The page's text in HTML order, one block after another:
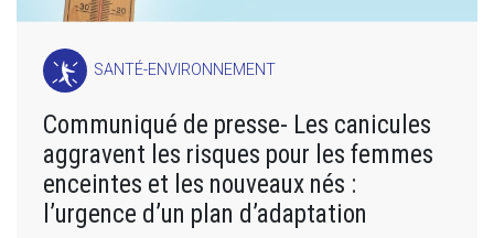
SANTÉ-ENVIRONNEMENT
Communiqué de presse- Les canicules
aggravent les risques pour les femmes
enceintes et les nouveaux nés :
l’urgence d’un plan d’adaptation